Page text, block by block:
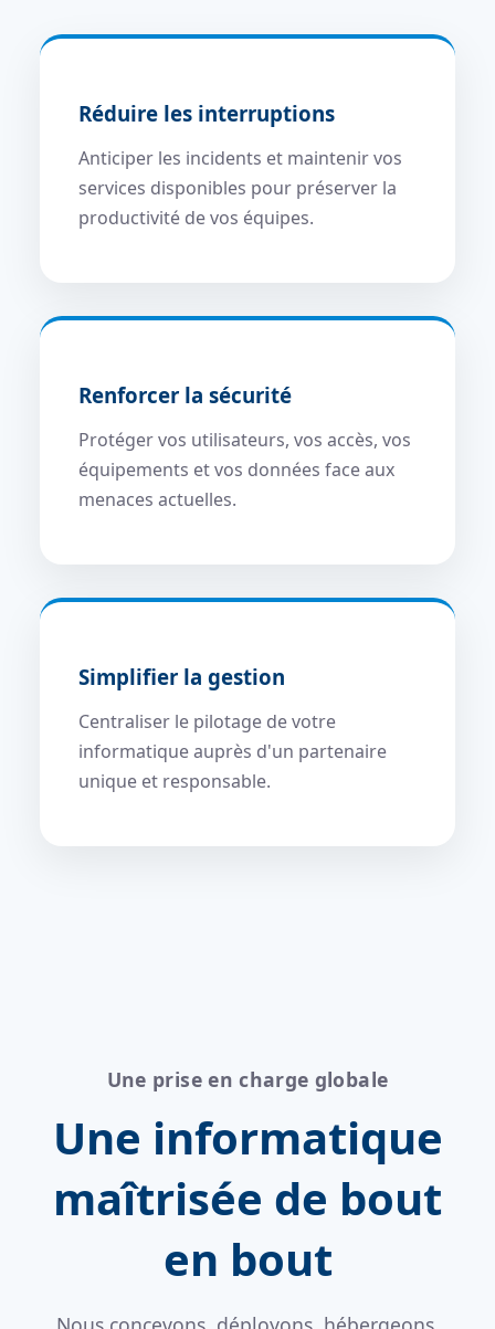
Réduire les interruptions
Anticiper les incidents et maintenir vos
services disponibles pour préserver la
productivité de vos équipes.
Renforcer la sécurité
Protéger vos utilisateurs, vos accès, vos
équipements et vos données face aux
menaces actuelles.
Simplifier la gestion
Centraliser le pilotage de votre
informatique auprès d'un partenaire
unique et responsable.
Une prise en charge globale
Une informatique
maîtrisée de bout
en bout